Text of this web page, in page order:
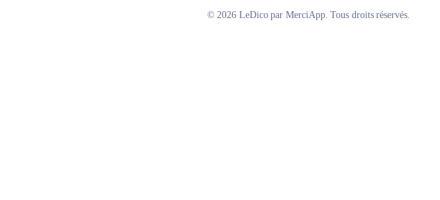
© 2026 LeDico par MerciApp. Tous droits réservés.